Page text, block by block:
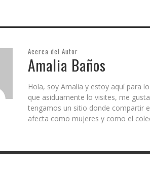
Acerca del Autor
Amalia Baños
Hola, soy Amalia y estoy aquí para
que asiduamente lo visites, me
tengamos un sitio donde compartir
afecta como mujeres y como el